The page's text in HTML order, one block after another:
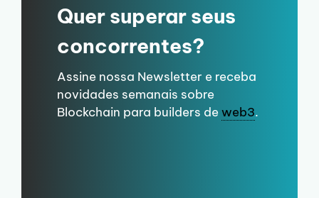
Quer superar seus
concorrentes?
Assine nossa Newsletter e receba
novidades semanais sobre
Blockchain para builders deweb3.